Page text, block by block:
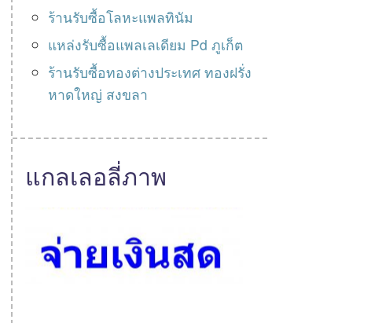
ร้านรับซื้อโลหะแพลทินัม
แหล่งรับซื้อแพลเลเดียม Pd ภูเก็ต
ร้านรับซื้อทองต่างประเทศ ทองฝรั่ง
หาดใหญ่ สงขลา
แกลเลอลี่ภาพ